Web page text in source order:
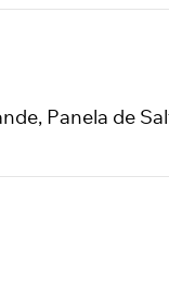
Panela de